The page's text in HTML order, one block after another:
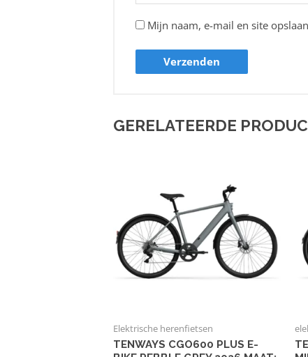
Mijn naam, e-mail en site
GERELATEERDE
Elektrische herenfietsen
TENWAYS CGO600 PLUS E-